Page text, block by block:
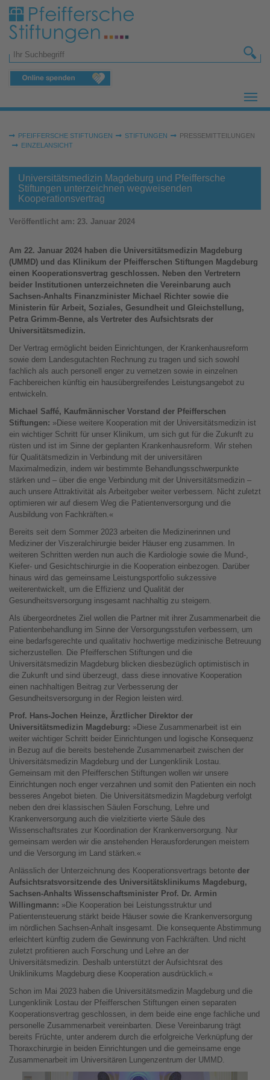
Zum Hauptinhalt springen
Suchformular
Sie sind hier:
PFEIFFERSCHE STIFTUNGEN STIFTUNGEN
PRESSEMITTEILUNGEN
EINZELANSICHT
Universitätsmedizin Magdeburg und Pfeiffersche
Stiftungen unterzeichnen wegweisenden
Kooperationsvertrag
Veröffentlicht am: 23. Januar 2024
Am 22. Januar 2024 haben die Universitätsmedizin Magdeburg
(UMMD) und das Klinikum der Pfeifferschen Stiftungen Magdeburg
einen Kooperationsvertrag geschlossen. Neben den Vertretern
beider Institutionen unterzeichneten die Vereinbarung auch
Sachsen-Anhalts Finanzminister Michael Richter sowie die
Ministerin für Arbeit, Soziales, Gesundheit und Gleichstellung,
Petra Grimm-Benne, als Vertreter des Aufsichtsrats der
Universitätsmedizin.
Der Vertrag ermöglicht beiden Einrichtungen, der Krankenhausreform
sowie dem Landesgutachten Rechnung zu tragen und sich sowohl
fachlich als auch personell enger zu vernetzen sowie in einzelnen
Fachbereichen künftig ein hausübergreifendes Leistungsangebot zu
entwickeln.
Michael Saffé, Kaufmännischer Vorstand der Pfeifferschen
Stiftungen: »Diese weitere Kooperation mit der Universitätsmedizin ist
ein wichtiger Schritt für unser Klinikum, um sich gut für die Zukunft zu
rüsten und ist im Sinne der geplanten Krankenhausreform. Wir stehen
für Qualitätsmedizin in Verbindung mit der universitären
Maximalmedizin, indem wir bestimmte Behandlungsschwerpunkte
stärken und – über die enge Verbindung mit der Universitätsmedizin –
auch unsere Attraktivität als Arbeitgeber weiter verbessern. Nicht zuletzt
optimieren wir auf diesem Weg die Patientenversorgung und die
Ausbildung von Fachkräften.«
Bereits seit dem Sommer 2023 arbeiten die Medizinerinnen und
Mediziner der Viszeralchirurgie beider Häuser eng zusammen. In
weiteren Schritten werden nun auch die Kardiologie sowie die Mund-,
Kiefer- und Gesichtschirurgie in die Kooperation einbezogen. Darüber
hinaus wird das gemeinsame Leistungsportfolio sukzessive
weiterentwickelt, um die Effizienz und Qualität der
Gesundheitsversorgung insgesamt nachhaltig zu steigern.
Als übergeordnetes Ziel wollen die Partner mit ihrer Zusammenarbeit die
Patientenbehandlung im Sinne der Versorgungsstufen verbessern, um
eine bedarfsgerechte und qualitativ hochwertige medizinische Betreuung
sicherzustellen. Die Pfeifferschen Stiftungen und die
Universitätsmedizin Magdeburg blicken diesbezüglich optimistisch in
die Zukunft und sind überzeugt, dass diese innovative Kooperation
einen nachhaltigen Beitrag zur Verbesserung der
Gesundheitsversorgung in der Region leisten wird.
Prof. Hans-Jochen Heinze, Ärztlicher Direktor der
Universitätsmedizin Magdeburg: »Diese Zusammenarbeit ist ein
weiter wichtiger Schritt beider Einrichtungen und logische Konsequenz
in Bezug auf die bereits bestehende Zusammenarbeit zwischen der
Universitätsmedizin Magdeburg und der Lungenklinik Lostau.
Gemeinsam mit den Pfeifferschen Stiftungen wollen wir unsere
Einrichtungen noch enger verzahnen und somit den Patienten ein noch
besseres Angebot bieten. Die Universitätsmedizin Magdeburg verfolgt
neben den drei klassischen Säulen Forschung, Lehre und
Krankenversorgung auch die vielzitierte vierte Säule des
Wissenschaftsrates zur Koordination der Krankenversorgung. Nur
gemeinsam werden wir die anstehenden Herausforderungen meistern
und die Versorgung im Land stärken.«
Anlässlich der Unterzeichnung des Kooperationsvertrags betonte der
Aufsichtsratsvorsitzende des Universitätsklinikums Magdeburg,
Sachsen-Anhalts Wissenschaftsminister Prof. Dr. Armin
Willingmann: »Die Kooperation bei Leistungsstruktur und
Patientensteuerung stärkt beide Häuser sowie die Krankenversorgung
im nördlichen Sachsen-Anhalt insgesamt. Die konsequente Abstimmung
erleichtert künftig zudem die Gewinnung von Fachkräften. Und nicht
zuletzt profitieren auch Forschung und Lehre an der
Universitätsmedizin. Deshalb unterstützt der Aufsichtsrat des
Uniklinikums Magdeburg diese Kooperation ausdrücklich.«
Schon im Mai 2023 haben die Universitätsmedizin Magdeburg und die
Lungenklinik Lostau der Pfeifferschen Stiftungen einen separaten
Kooperationsvertrag geschlossen, in dem beide eine enge fachliche und
personelle Zusammenarbeit vereinbarten. Diese Vereinbarung trägt
bereits Früchte, unter anderem durch die erfolgreiche Verknüpfung der
Thoraxchirurgie in beiden Einrichtungen und die gemeinsame enge
Zusammenarbeit im Universitären Lungenzentrum der UMMD.